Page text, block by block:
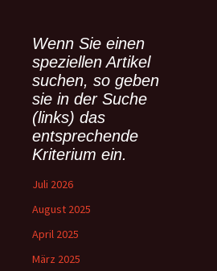
n
n
a
c
h
:
Wenn Sie einen
speziellen Artikel
suchen, so geben
sie in der Suche
(links) das
entsprechende
Kriterium ein.
Juli 2026
August 2025
April 2025
März 2025